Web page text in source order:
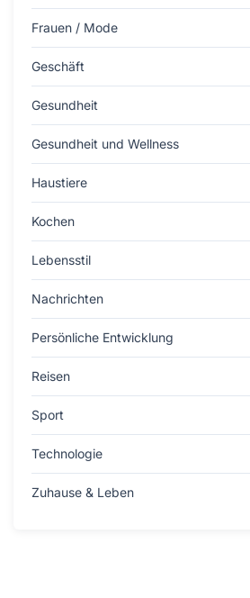
Frauen / Mode
Geschäft
Gesundheit
Gesundheit und Wellness
Haustiere
Kochen
Lebensstil
Nachrichten
Persönliche Entwicklung
Reisen
Sport
Technologie
Zuhause & Leben